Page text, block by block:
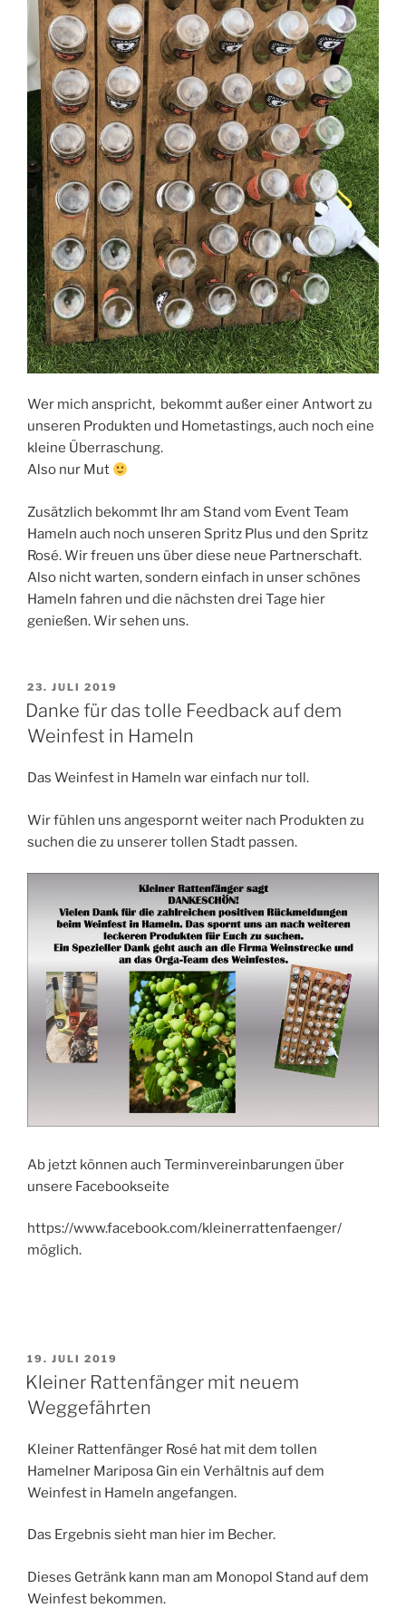
Wer mich anspricht, bekommt außer einer Antwort zu
unseren Produkten und Hometastings, auch noch eine
kleine Überraschung.
Also nur Mut
Zusätzlich bekommt Ihr am Stand vom Event Team
Hameln auch noch unseren Spritz Plus und den Spritz
Rosé. Wir freuen uns über diese neue Partnerschaft.
Also nicht warten, sondern einfach in unser schönes
Hameln fahren und die nächsten drei Tage hier
genießen. Wir sehen uns.
VERÖFFENTLICHT
AM
23. JULI 2019
Danke für das tolle Feedback auf dem
Weinfest in Hameln
Das Weinfest in Hameln war einfach nur toll.
Wir fühlen uns angespornt weiter nach Produkten zu
suchen die zu unserer tollen Stadt passen.
Ab jetzt können auch Terminvereinbarungen über
unsere Facebookseite
https://www.facebook.com/kleinerrattenfaenger/
möglich.
VERÖFFENTLICHT
AM
19. JULI 2019
Kleiner Rattenfänger mit neuem
Weggefährten
Kleiner Rattenfänger Rosé hat mit dem tollen
Hamelner Mariposa Gin ein Verhältnis auf dem
Weinfest in Hameln angefangen.
Das Ergebnis sieht man hier im Becher.
Dieses Getränk kann man am Monopol Stand auf dem
Weinfest bekommen.